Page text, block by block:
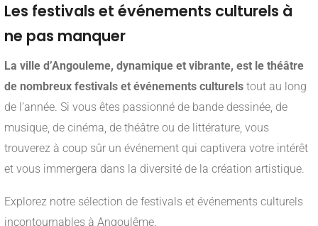
Les festivals et événements culturels à
ne pas manquer
La ville d’Angouleme, dynamique et vibrante, est le théâtre
de nombreux festivals et événements culturels tout au long
de l’année. Si vous êtes passionné de bande dessinée, de
musique, de cinéma, de théâtre ou de littérature, vous
trouverez à coup sûr un événement qui captivera votre intérêt
et vous immergera dans la diversité de la création artistique.
Explorez notre sélection de festivals et événements culturels
incontournables à Angoulême.